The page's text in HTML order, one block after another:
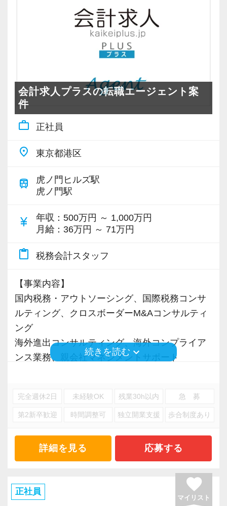
会計求人プラスの転職エージェント案
件
work_outline 正社員
place 東京都港区
train
虎ノ門ヒルズ駅
虎ノ門駅
currency_yen 年収 ：500万円 ～ 1,000万円
月給 ：36万円 ～ 71万円
content_paste 税務会計スタッフ
【事業内容】
国内税務・アウトソーシング、国際税務コンサ
ルティング、クロスボーダーM&Aコンサルティ
ング
海外進出コンサルティング、海外コンプライア
ンス業務、親会社マネジメントサポート
す。
続きを読む keyboard_arrow_down
完全週休2日 未経験OK 残業30h以内 急 募
第2新卒歓迎 時間調整可 独立開業支援 歩合制度あり
詳細を見る 応募する
正社員 favorite
マイリスト